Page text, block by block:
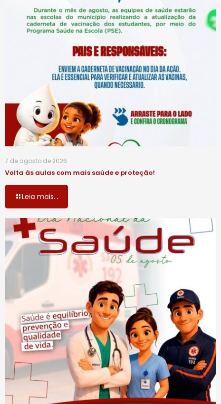
7 de agosto de 2026
Volta às aulas com mais saúde e proteção!
Leia mais...